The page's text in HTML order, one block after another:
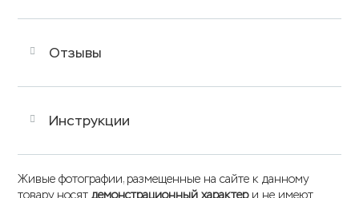
Отзывы
Инструкции
Живые фотографии, размещенные на сайте к данному
товару носят демонстрационный характери не имеют